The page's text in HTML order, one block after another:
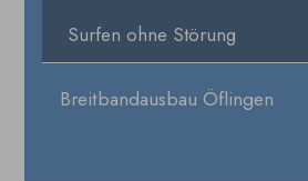
Surfen ohne Störung
Breitbandausbau Öflingen